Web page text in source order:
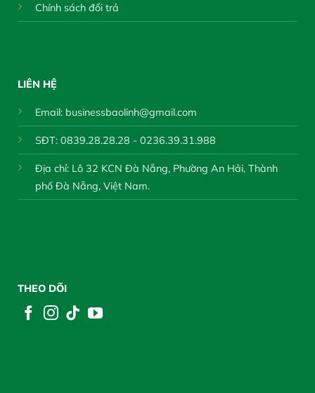
Chính sách đổi trả
LIÊN HỆ
Email: businessbaolinh@gmail.com
SĐT: 0839.28.28.28 - 0236.39.31.988
Địa chỉ: Lô 32 KCN Đà Nẵng, Phường An Hải, Thành
phố Đà Nẵng, Việt Nam.
THEO DÕI